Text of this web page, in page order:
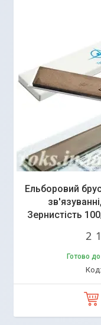
Ельборовий
Зернистість
2
Готово